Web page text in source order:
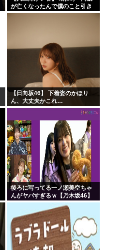
が亡くなったんで僕のこと引き
取ってほしいんですけど！」な
【日向坂46】 下着姿のかほり
ん、大丈夫かこれ…
後ろに写ってる一ノ瀬美空ちゃ
んがヤバすぎるｗ【乃木坂46】